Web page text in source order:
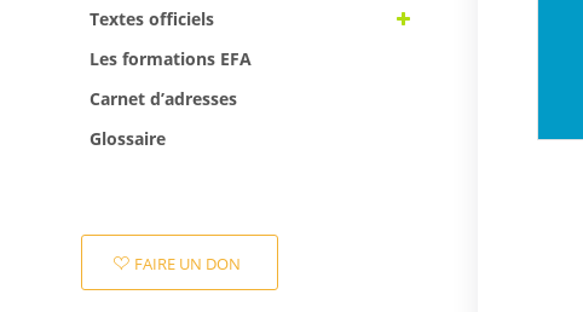
Textes officiels
Les formations EFA
Carnet d’adresses
Glossaire
FAIRE UN DON